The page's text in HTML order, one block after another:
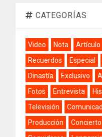
CATEGORÍAS
Video Nota Artículo
Recuerdos
Especial
Dinastía
Exclusivo
Fotos
Entrevista
Televisión
Producción
Concierto